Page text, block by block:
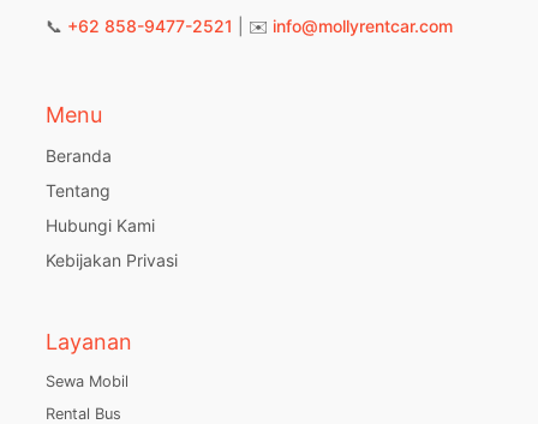
📞 +62 858-9477-2521 | ✉️ info@mollyrentcar.com
Menu
Beranda
Tentang
Hubungi Kami
Kebijakan Privasi
Layanan
Sewa Mobil
Rental Bus